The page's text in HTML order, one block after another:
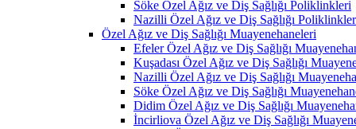
Söke Özel Ağız ve Diş Sağlığı Poliklinkleri
Nazilli Özel Ağız ve Diş Sağlığı
Özel Ağız ve Diş Sağlığı Muayenehaneleri
Efeler Özel Ağız ve Diş Sağlığı
Kuşadası Özel Ağız ve Diş Sağlığı
Nazilli Özel Ağız ve Diş Sağlığı
Söke Özel Ağız ve Diş Sağlığı
Didim Özel Ağız ve Diş Sağlığı
İncirliova Özel Ağız ve Diş Sağlığı